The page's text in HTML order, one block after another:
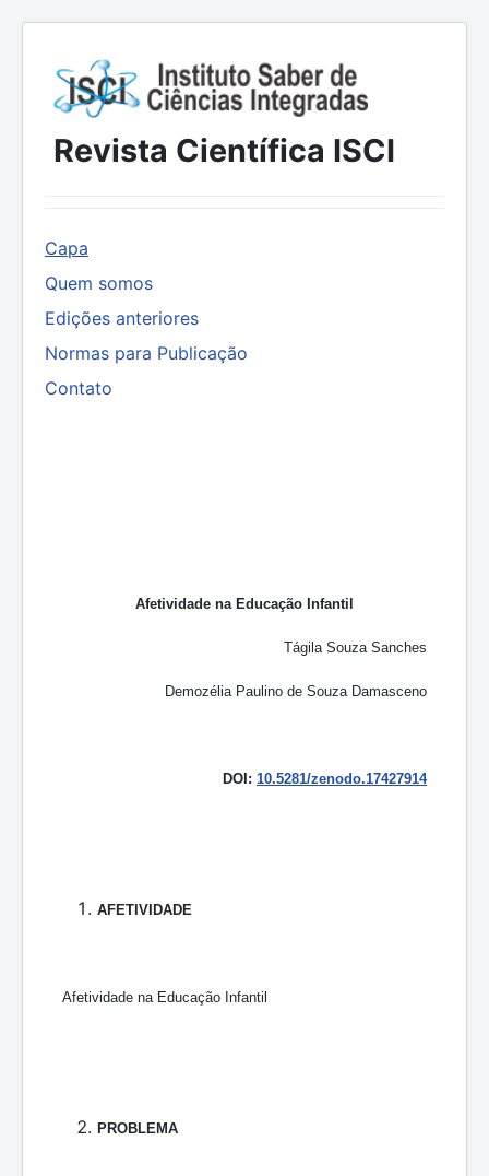
Revista Científica ISCI
Capa
Quem somos
Edições anteriores
Normas para Publicação
Contato
Afetividade na Educação Infantil
Tágila Souza Sanches
Demozélia Paulino de Souza Damasceno
DOI: 10.5281/zenodo.17427914
AFETIVIDADE
Afetividade na Educação Infantil
PROBLEMA